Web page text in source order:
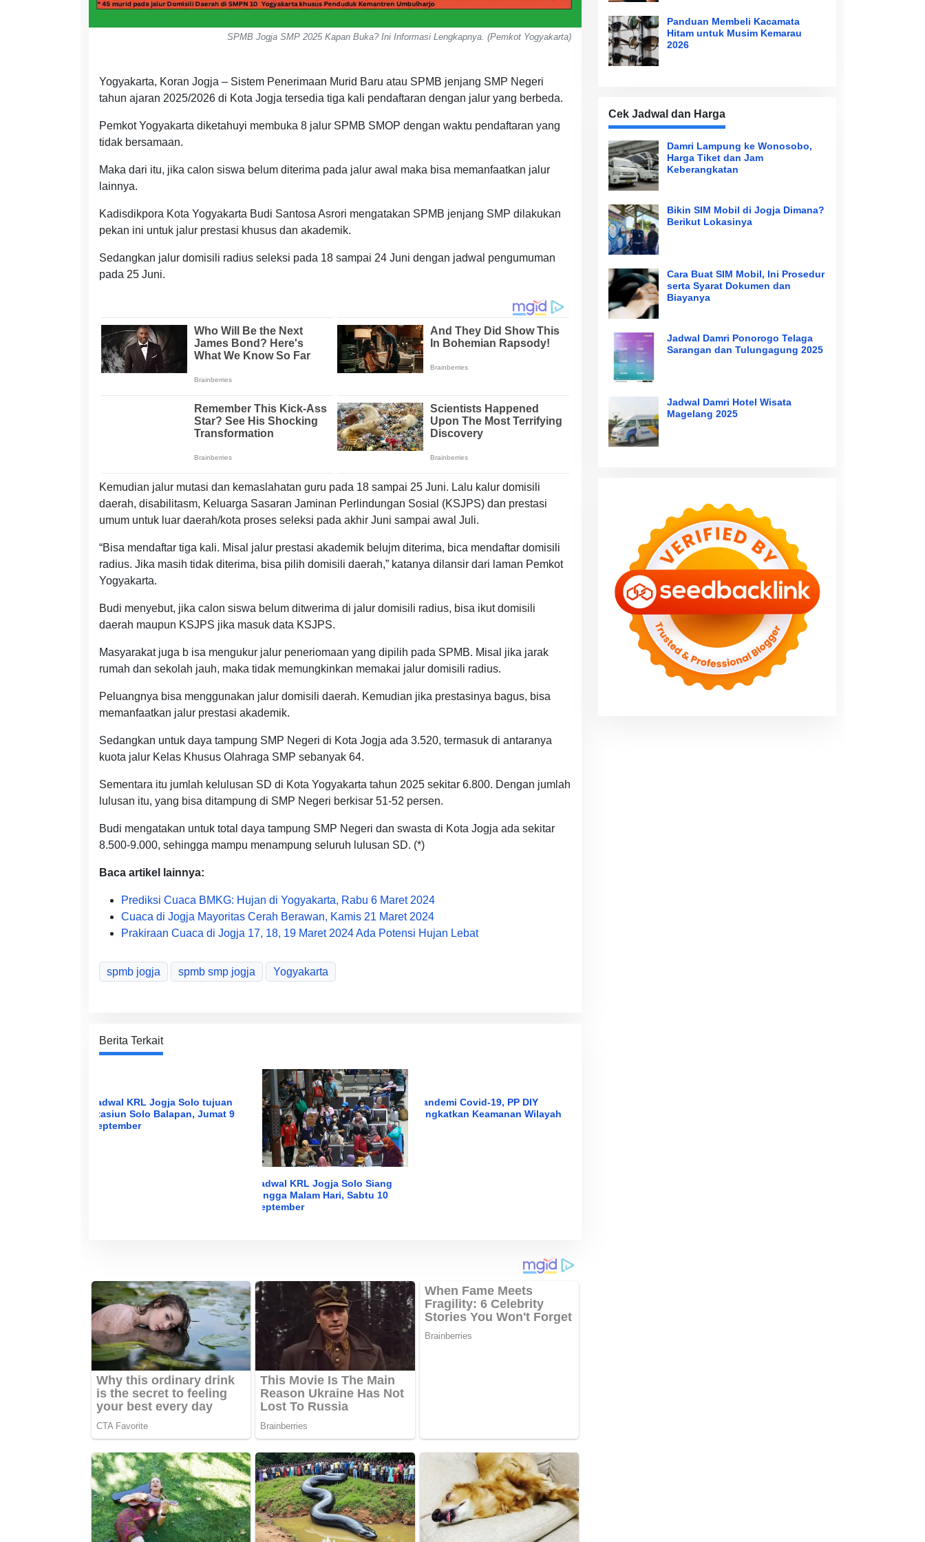
SPMB Jogja SMP 2025 Kapan Buka? Ini Informasi Lengkapnya. (Pemkot Yogyakarta)
Yogyakarta, Koran Jogja – Sistem Penerimaan Murid Baru atau SPMB jenjang SMP Negeri
tahun ajaran 2025/2026 di Kota Jogja tersedia tiga kali pendaftaran dengan jalur yang berbeda.
Pemkot Yogyakarta diketahuyi membuka 8 jalur SPMB SMOP dengan waktu pendaftaran yang
tidak bersamaan.
Maka dari itu, jika calon siswa belum diterima pada jalur awal maka bisa memanfaatkan jalur
lainnya.
Kadisdikpora Kota Yogyakarta Budi Santosa Asrori mengatakan SPMB jenjang SMP dilakukan
pekan ini untuk jalur prestasi khusus dan akademik.
Sedangkan jalur domisili radius seleksi pada 18 sampai 24 Juni dengan jadwal pengumuman
pada 25 Juni.
Kemudian jalur mutasi dan kemaslahatan guru pada 18 sampai 25 Juni. Lalu kalur domisili
daerah, disabilitasm, Keluarga Sasaran Jaminan Perlindungan Sosial (KSJPS) dan prestasi
umum untuk luar daerah/kota proses seleksi pada akhir Juni sampai awal Juli.
“Bisa mendaftar tiga kali. Misal jalur prestasi akademik belujm diterima, bica mendaftar domisili
radius. Jika masih tidak diterima, bisa pilih domisili daerah,” katanya dilansir dari laman Pemkot
Yogyakarta.
Budi menyebut, jika calon siswa belum ditwerima di jalur domisili radius, bisa ikut domisili
daerah maupun KSJPS jika masuk data KSJPS.
Masyarakat juga b isa mengukur jalur peneriomaan yang dipilih pada SPMB. Misal jika jarak
rumah dan sekolah jauh, maka tidak memungkinkan memakai jalur domisili radius.
Peluangnya bisa menggunakan jalur domisili daerah. Kemudian jika prestasinya bagus, bisa
memanfaatkan jalur prestasi akademik.
Sedangkan untuk daya tampung SMP Negeri di Kota Jogja ada 3.520, termasuk di antaranya
kuota jalur Kelas Khusus Olahraga SMP sebanyak 64.
Sementara itu jumlah kelulusan SD di Kota Yogyakarta tahun 2025 sekitar 6.800. Dengan jumlah
lulusan itu, yang bisa ditampung di SMP Negeri berkisar 51-52 persen.
Budi mengatakan untuk total daya tampung SMP Negeri dan swasta di Kota Jogja ada sekitar
8.500-9.000, sehingga mampu menampung seluruh lulusan SD. (*)
Baca artikel lainnya:
Prediksi Cuaca BMKG: Hujan di Yogyakarta, Rabu 6 Maret 2024
Cuaca di Jogja Mayoritas Cerah Berawan, Kamis 21 Maret 2024
Prakiraan Cuaca di Jogja 17, 18, 19 Maret 2024 Ada Potensi Hujan Lebat
spmb jogja spmb smp jogja Yogyakarta
Berita Terkait
Jadwal KRL Jogja Solo tujuan
Stasiun Solo Balapan, Jumat 9
September
Jadwal KRL Jogja Solo Siang
hingga Malam Hari, Sabtu 10
September
Pandemi Covid-19, PP DIY
Tingkatkan Keamanan Wilayah
Panduan Membeli Kacamata
Hitam untuk Musim Kemarau
2026
Cek Jadwal dan Harga
Damri Lampung ke Wonosobo,
Harga Tiket dan Jam
Keberangkatan
Bikin SIM Mobil di Jogja Dimana?
Berikut Lokasinya
Cara Buat SIM Mobil, Ini Prosedur
serta Syarat Dokumen dan
Biayanya
Jadwal Damri Ponorogo Telaga
Sarangan dan Tulungagung 2025
Jadwal Damri Hotel Wisata
Magelang 2025